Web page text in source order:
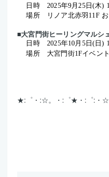
日時 2025年9月25日(木)
場所 リノア北赤羽11F お
■大宮門街ヒーリングマルシ
日時2025年10月5日(日)
場所 大宮門街1Fイベン
★:゜・:☆。・:゜★・:゜:・